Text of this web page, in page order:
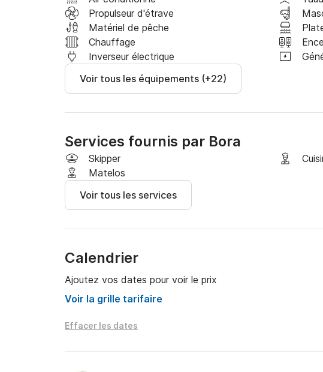
N'hésitez pas à m'envoyer un message au Click&Boat
réservation.
Propulseur d'étrave
Matériel de pêche
Chauffage
Inverseur électrique
Voir tous les équipements (+22)
Services fournis par Bora
Skipper
Matelos
Voir tous les services
Calendrier
Ajoutez vos dates pour voir le prix
Voir la grille tarifaire
Effacer les dates